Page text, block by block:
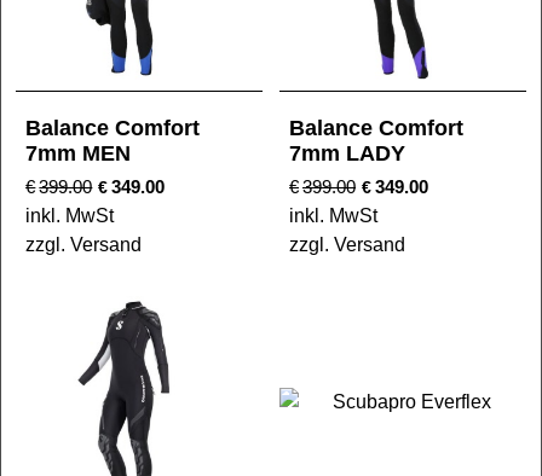
Balance Comfort
7mm MEN
€399.00 € 349.00
inkl. MwSt
zzgl. Versand
Balance Comfort
7mm LADY
€399.00 €349.00
inkl. MwSt
zzgl. Versand